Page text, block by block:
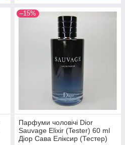
–15%
Парфуми чоловічі Dior
Sauvage Elixir (Tester) 60 ml
Діор Сава Еліксир (Тестер)